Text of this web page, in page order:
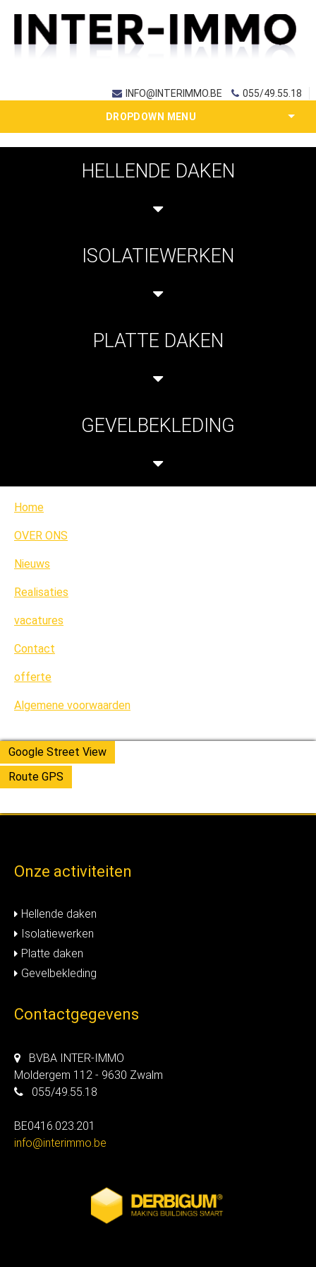
INFO@INTERIMMO.BE 055/49.55.18
DROPDOWN MENU
HELLENDE DAKEN
ISOLATIEWERKEN
PLATTE DAKEN
GEVELBEKLEDING
Home
OVER ONS
Nieuws
Realisaties
vacatures
Contact
offerte
Algemene voorwaarden
Google Street View
Route GPS
Onze activiteiten
Hellende daken
Isolatiewerken
Platte daken
Gevelbekleding
Contactgegevens
BVBA INTER-IMMO
Moldergem 112 - 9630 Zwalm
055/49.55.18
BE0416.023.201
info@interimmo.be